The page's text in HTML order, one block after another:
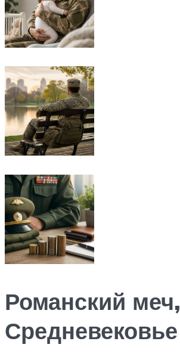
Романский меч,
Средневековье